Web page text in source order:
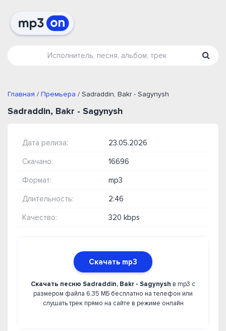
Главная / Премьера / Sadraddin, Bakr - Sagynysh
Sadraddin, Bakr - Sagynysh
Дата релиза: 23.05.2026
Скачано: 16696
Формат: mp3
Длительность: 2:46
Качество: 320 kbps
Скачать mp3
Скачать песню Sadraddin, Bakr - Sagynysh в mp3 с
размером файла 6.35 МБ бесплатно на телефон или
слушать трек прямо на сайте в режиме онлайн